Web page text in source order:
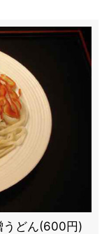
うどん(600円)